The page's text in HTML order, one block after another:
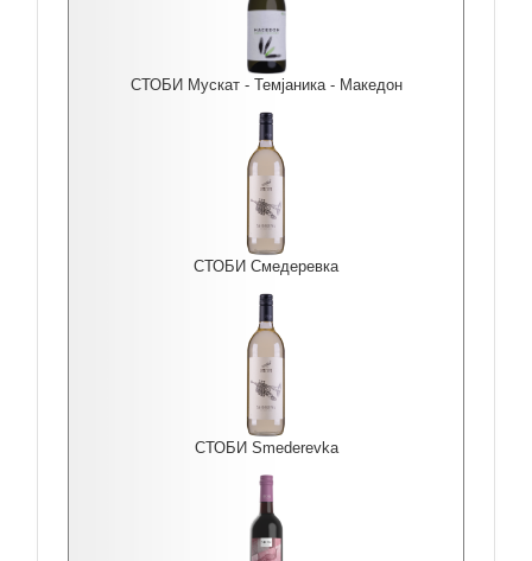
СТОБИ Мускат - Темјаника - Македон
СТОБИ Смедеревка
СТОБИ Smederevka